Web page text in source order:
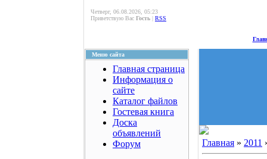
Четверг, 06.08.2026, 05:23
Приветствую Вас Гость | RSS
Меню сайта
Главная страница
Информация о
сайте
Каталог файлов
Гостевая книга
Доска
объявлений
Форум
Главная » 2011